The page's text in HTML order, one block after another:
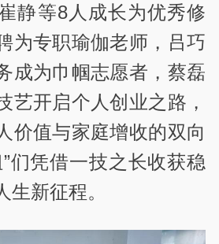
静等8人成长为优秀修
为专职瑜伽老师，吕巧
成为巾帼志愿者，蔡磊
艺开启个人创业之路，
价值与家庭增收的双向
们凭借一技之长收获稳
生新征程。